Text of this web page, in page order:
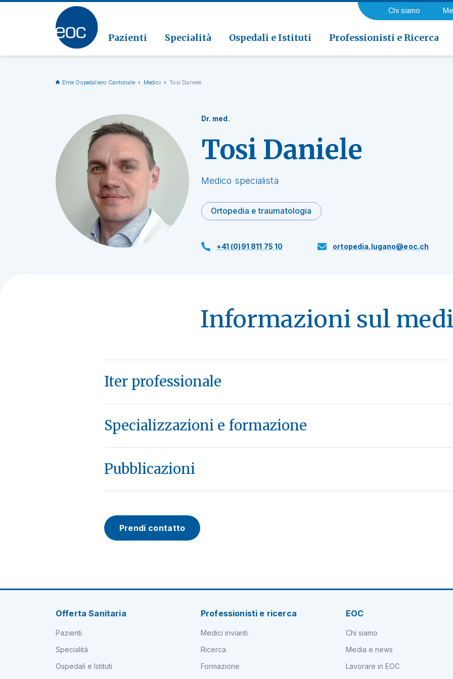
Chi siamo
Pazienti Specialità Ospedali e Istituti Professionisti e Ricerca
Vai alla sezione
Medicina riabilitativa
Neurologia e Neurochirurgia
Clinica di Riabilitazione EOC, Novaggio
Patologia
Ente Ospedaliero Cantonale Medici Tosi Daniele
Dr. med.
Tosi Daniele
Medico specialista
Ortopedia e traumatologia
+41 (0)91 811 75 10 ortopedia.lugano@eoc.ch
Informazioni sul
Iter professionale
Specializzazioni e formazione
Pubblicazioni
Prendi contatto
Offerta Sanitaria
Pazienti
Specialità
Ospedali e Istituti
Professionisti e ricerca
Medici invianti
Ricerca
Formazione
EOC
Chi siamo
Media e news
Lavorare in EOC